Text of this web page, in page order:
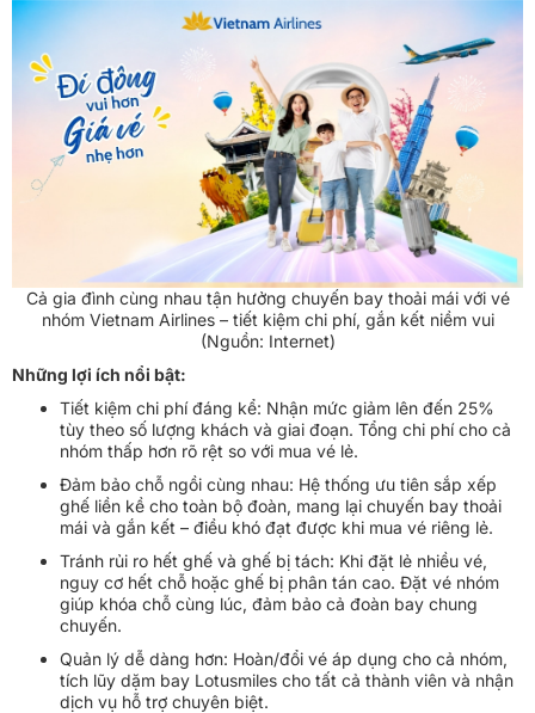
Cả gia đình cùng nhau tận hưởng chuyến bay thoải mái với vé
nhóm Vietnam Airlines – tiết kiệm chi phí, gắn kết niềm vui
(Nguồn: Internet)
Những lợi ích nổi bật:
Tiết kiệm chi phí đáng kể: Nhận mức giảm lên đến 25%
tùy theo số lượng khách và giai đoạn. Tổng chi phí cho cả
nhóm thấp hơn rõ rệt so với mua vé lẻ.
Đảm bảo chỗ ngồi cùng nhau: Hệ thống ưu tiên sắp xếp
ghế liền kề cho toàn bộ đoàn, mang lại chuyến bay thoải
mái và gắn kết – điều khó đạt được khi mua vé riêng lẻ.
Tránh rủi ro hết ghế và ghế bị tách: Khi đặt lẻ nhiều vé,
nguy cơ hết chỗ hoặc ghế bị phân tán cao. Đặt vé nhóm
giúp khóa chỗ cùng lúc, đảm bảo cả đoàn bay chung
chuyến.
Quản lý dễ dàng hơn: Hoàn/đổi vé áp dụng cho cả nhóm,
tích lũy dặm bay Lotusmiles cho tất cả thành viên và nhận
dịch vụ hỗ trợ chuyên biệt.